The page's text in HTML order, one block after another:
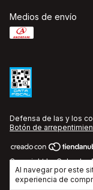
Al navegar por este
experiencia de
Medios de envío
Defensa de las y los
Botón de
Copyright La Cobacha